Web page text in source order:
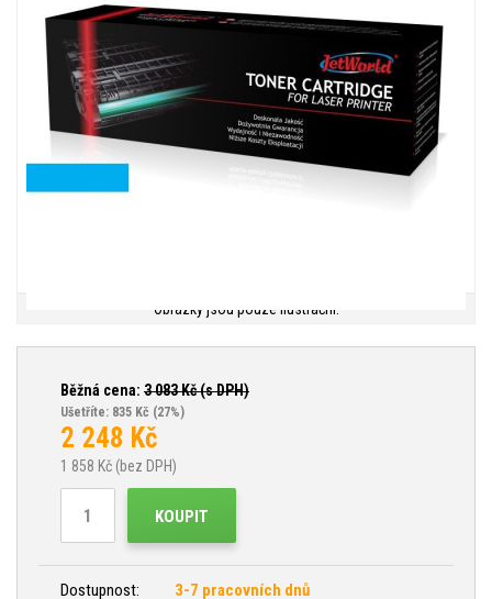
Obrázky jsou pouze ilustrační.
Běžná cena: 3 083Kč (s DPH)
Ušetříte: 835 Kč (27%)
2 248 Kč
1 858 Kč (bez DPH)
KOUPIT
Dostupnost:
3-7 pracovních dnů